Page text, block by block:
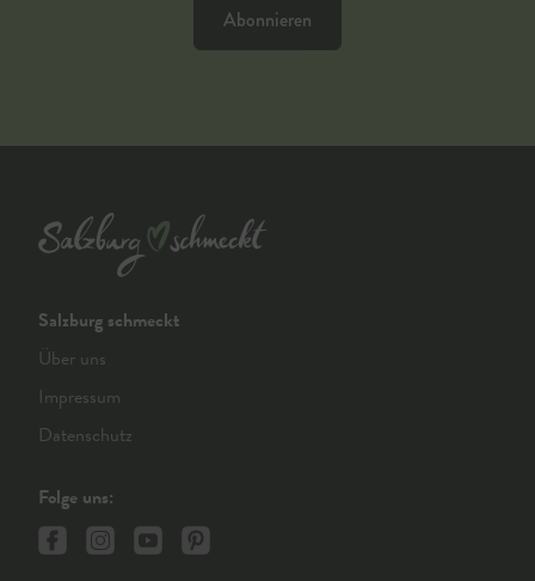
Abonnieren
Salzburg schmeckt
Über uns
Impressum
Datenschutz
Folge uns: